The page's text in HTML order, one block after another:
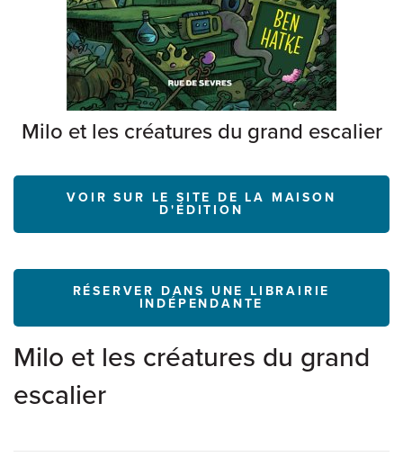
Milo et les créatures du grand escalier
VOIR SUR LE SITE DE LA MAISON
D'ÉDITION
RÉSERVER DANS UNE LIBRAIRIE
INDÉPENDANTE
Milo et les créatures du grand
escalier